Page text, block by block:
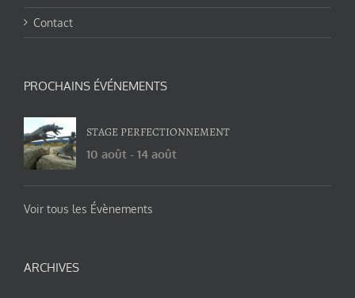
Contact
PROCHAINS ÉVÉNEMENTS
STAGE PERFECTIONNEMENT
10 août - 14 août
Voir tous les Évènements
ARCHIVES